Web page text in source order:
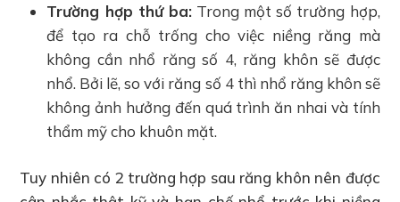
Trường hợp thứ ba:Trong một số trường hợp,
để tạo ra chỗ trống cho việc niềng răng mà
không cần nhổ răng số 4, răng khôn sẽ được
nhổ. Bởi lẽ, so với răng số 4 thì nhổ răng khôn sẽ
không ảnh hưởng đến quá trình ăn nhai và tính
thẩm mỹ cho khuôn mặt.
Tuy nhiên có 2 trường hợp sau răng khôn nên được